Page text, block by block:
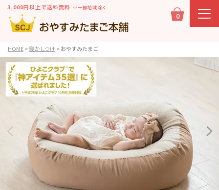
3,000円以上で送料無料 ※一部地域除く
0
HOME 寝かしつけ おやすみたまご